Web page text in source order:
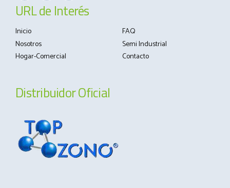
URL de Interés
Inicio
FAQ
Nosotros
Semi Industrial
Hogar-Comercial
Contacto
Distribuidor Oficial